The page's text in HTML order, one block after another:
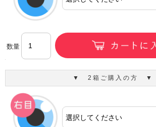
数量
▼ 2箱ご購入の方 ▼